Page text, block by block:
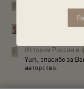
Также - судя по
История России в
Yuri, спасибо за
авторство.